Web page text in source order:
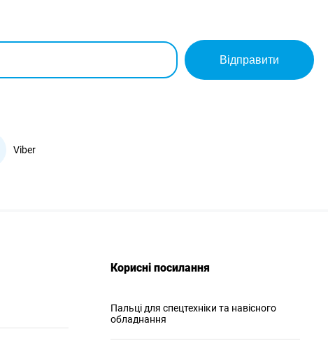
Відправити
Viber
Корисні посилання
Пальці для спецтехніки та навісного
обладнання